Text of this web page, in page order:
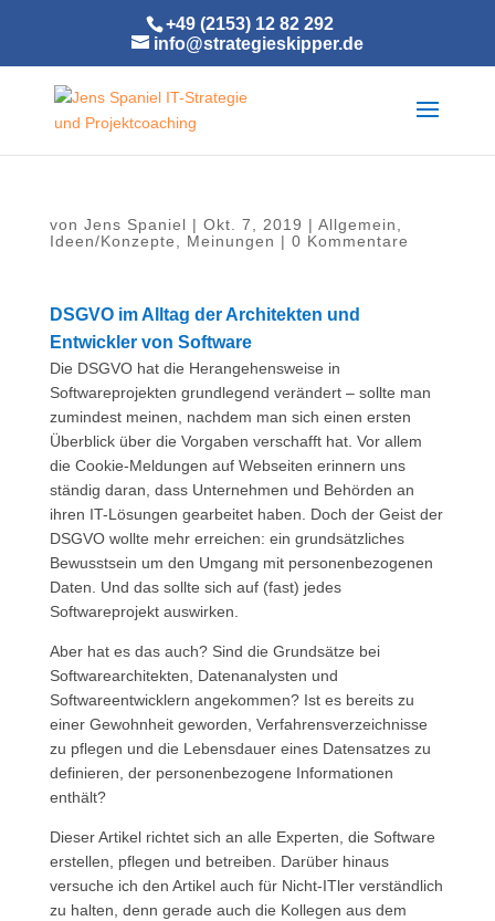
+49 (2153) 12 82 292
info@strategieskipper.de
von Jens Spaniel | Okt. 7, 2019 | Allgemein
Ideen/Konzepte
Meinungen | 0 Kommentare
DSGVO im Alltag der Architekten und
Entwickler von Software
Die DSGVO hat die Herangehensweise in
Softwareprojekten grundlegend verändert – sollte man
zumindest meinen, nachdem man sich einen ersten
Überblick über die Vorgaben verschafft hat. Vor allem
die Cookie-Meldungen auf Webseiten erinnern uns
ständig daran, dass Unternehmen und Behörden an
ihren IT-Lösungen gearbeitet haben. Doch der Geist der
DSGVO wollte mehr erreichen: ein grundsätzliches
Bewusstsein um den Umgang mit personenbezogenen
Daten. Und das sollte sich auf (fast) jedes
Softwareprojekt auswirken.
Aber hat es das auch? Sind die Grundsätze bei
Softwarearchitekten, Datenanalysten und
Softwareentwicklern angekommen? Ist es bereits zu
einer Gewohnheit geworden, Verfahrensverzeichnisse
zu pflegen und die Lebensdauer eines Datensatzes zu
definieren, der personenbezogene Informationen
enthält?
Dieser Artikel richtet sich an alle Experten, die Software
erstellen, pflegen und betreiben. Darüber hinaus
versuche ich den Artikel auch für Nicht-ITler verständlich
zu halten, denn gerade auch die Kollegen aus dem